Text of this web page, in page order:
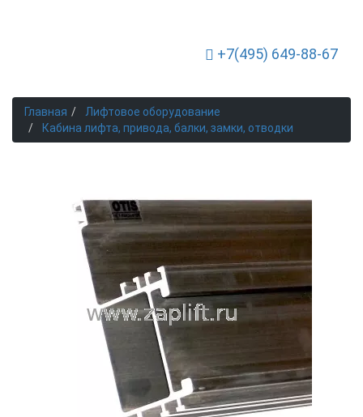
+7(495) 649-88-67
Toggle Navigation
Главная
Лифтовое оборудование
Кабина лифта, привода, балки, замки, отводки